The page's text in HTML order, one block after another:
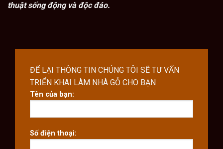
thuật sống động và độc đáo.
ĐỂ LẠI THÔNG TIN CHÚNG TÔI SẼ TƯ VẤN
TRIỂN KHAI LÀM NHÀ GỖ CHO BẠN
Tên của bạn:
Số điện thoại: